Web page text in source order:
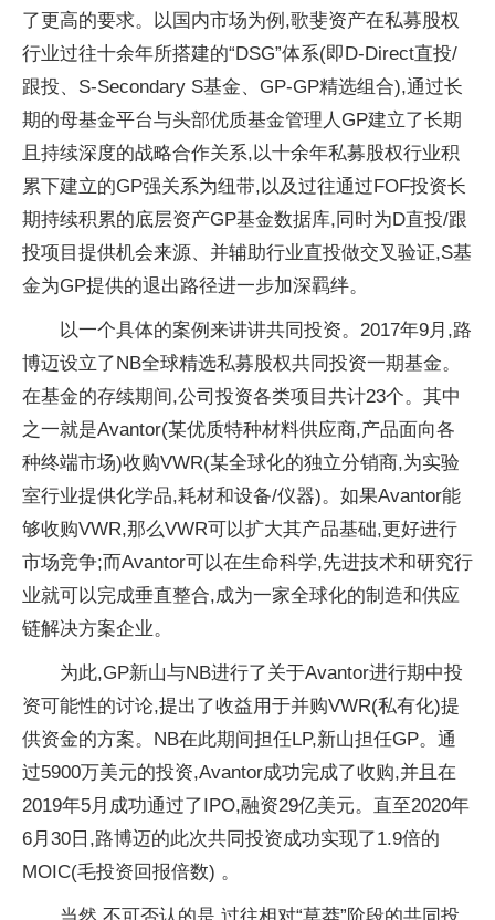
了更高的要求。以国内市场为例,歌斐资产在私募股权
行业过往十余年所搭建的“DSG”体系(即D-Direct直投/
跟投、S-Secondary S基金、GP-GP精选组合),通过长
期的母基金平台与头部优质基金管理人GP建立了长期
且持续深度的战略合作关系,以十余年私募股权行业积
累下建立的GP强关系为纽带,以及过往通过FOF投资长
期持续积累的底层资产GP基金数据库,同时为D直投/跟
投项目提供机会来源、并辅助行业直投做交叉验证,S基
金为GP提供的退出路径进一步加深羁绊。
以一个具体的案例来讲讲共同投资。2017年9月,路
博迈设立了NB全球精选私募股权共同投资一期基金。
在基金的存续期间,公司投资各类项目共计23个。其中
之一就是Avantor(某优质特种材料供应商,产品面向各
种终端市场)收购VWR(某全球化的独立分销商,为实验
室行业提供化学品,耗材和设备/仪器)。如果Avantor能
够收购VWR,那么VWR可以扩大其产品基础,更好进行
市场竞争;而Avantor可以在生命科学,先进技术和研究行
业就可以完成垂直整合,成为一家全球化的制造和供应
链解决方案企业。
为此,GP新山与NB进行了关于Avantor进行期中投
资可能性的讨论,提出了收益用于并购VWR(私有化)提
供资金的方案。NB在此期间担任LP,新山担任GP。通
过5900万美元的投资,Avantor成功完成了收购,并且在
2019年5月成功通过了IPO,融资29亿美元。直至2020年
6月30日,路博迈的此次共同投资成功实现了1.9倍的
MOIC(毛投资回报倍数) 。